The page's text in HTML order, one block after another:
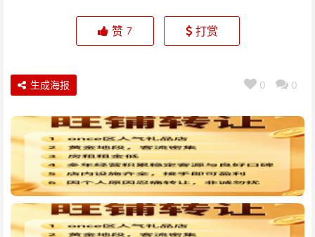
赞 7 打赏
0 0
生成海报